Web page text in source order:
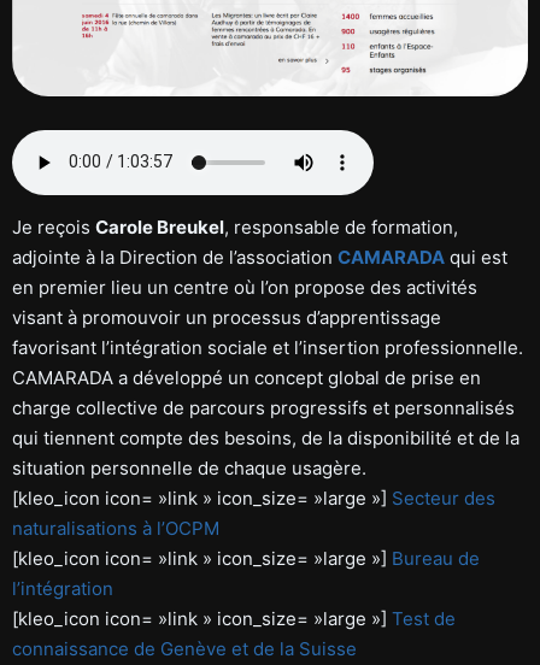
Je reçois Carole Breukel, responsable de formation,
adjointe à la Direction de l’association CAMARADA qui est
en premier lieu un centre où l’on propose des activités
visant à promouvoir un processus d’apprentissage
favorisant l’intégration sociale et l’insertion professionnelle.
CAMARADA a développé un concept global de prise en
charge collective de parcours progressifs et personnalisés
qui tiennent compte des besoins, de la disponibilité et de la
situation personnelle de chaque usagère.
[kleo_icon icon= »link » icon_size= »large »] Secteur des
naturalisations à l’OCPM
[kleo_icon icon= »link » icon_size= »large »] Bureau de
l’intégration
[kleo_icon icon= »link » icon_size= »large »] Test de
connaissance de Genève et de la Suisse